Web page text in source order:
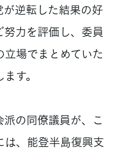
逆転した結果の好
力を評価し、委員
場でまとめていた
す。
の同僚議員が、こ
、能登半島復興支